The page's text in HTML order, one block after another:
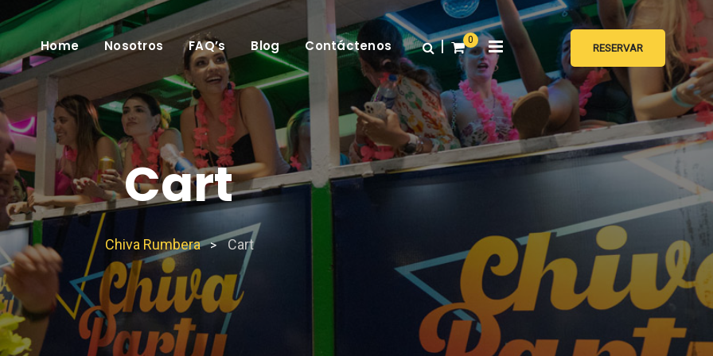
x
0
|
Home Nosotros FAQ’s Blog Contáctenos RESERVAR
Cart
Chiva Rumbera > Cart